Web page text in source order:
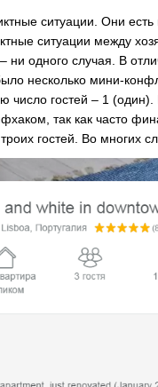
ситуации. Они есть
ситуации между
ни одного случая. В
несколько мини-
число гостей – 1
так как часто
гостей. Во многих